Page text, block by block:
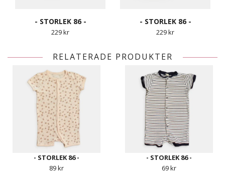
- STORLEK 86 -
229 kr
- STORLEK 86 -
229 kr
RELATERADE PRODUKTER
- STORLEK 86 -
89 kr
- STORLEK 86 -
69 kr